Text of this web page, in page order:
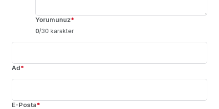
Yorumunuz*
0/30 karakter
Ad*
E-Posta*